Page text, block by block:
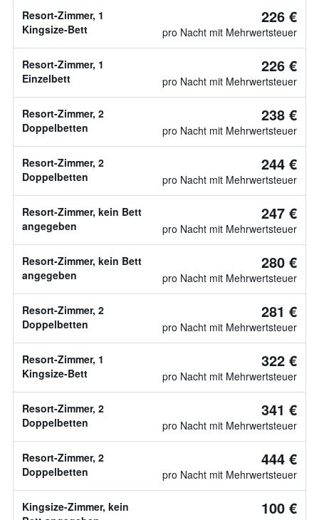
Resort-Zimmer, 1
Kingsize-Bett
226 €
pro Nacht mit Mehrwertsteuer
Resort-Zimmer, 1
Einzelbett
226 €
pro Nacht mit Mehrwertsteuer
Resort-Zimmer, 2
Doppelbetten
238 €
pro Nacht mit Mehrwertsteuer
Resort-Zimmer, 2
Doppelbetten
244 €
pro Nacht mit Mehrwertsteuer
Resort-Zimmer, kein Bett
angegeben
247 €
pro Nacht mit Mehrwertsteuer
Resort-Zimmer, kein Bett
angegeben
280 €
pro Nacht mit Mehrwertsteuer
Resort-Zimmer, 2
Doppelbetten
281 €
pro Nacht mit Mehrwertsteuer
Resort-Zimmer, 1
Kingsize-Bett
322 €
pro Nacht mit Mehrwertsteuer
Resort-Zimmer, 2
Doppelbetten
341 €
pro Nacht mit Mehrwertsteuer
Resort-Zimmer, 2
Doppelbetten
444 €
pro Nacht mit Mehrwertsteuer
Kingsize-Zimmer, kein
100 €